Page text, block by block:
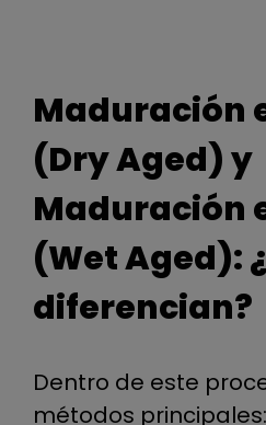
Maduración
(Dry Aged) y
Maduración
(Wet Aged):
diferencian?
Dentro de este
métodos